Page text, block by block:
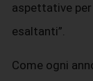
aspettative
esaltanti”.
Come ogni